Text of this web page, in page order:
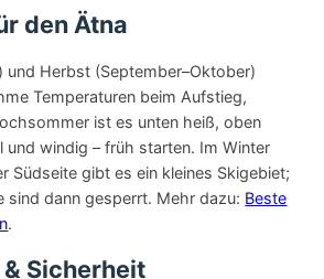
den Ätna
und Herbst (September–Oktober)
Temperaturen beim Aufstieg,
ist es unten heiß, oben
und windig – früh starten. Im Winter
Südseite gibt es ein kleines Skigebiet;
sind dann gesperrt. Mehr dazu: Beste
.
Sicherheit